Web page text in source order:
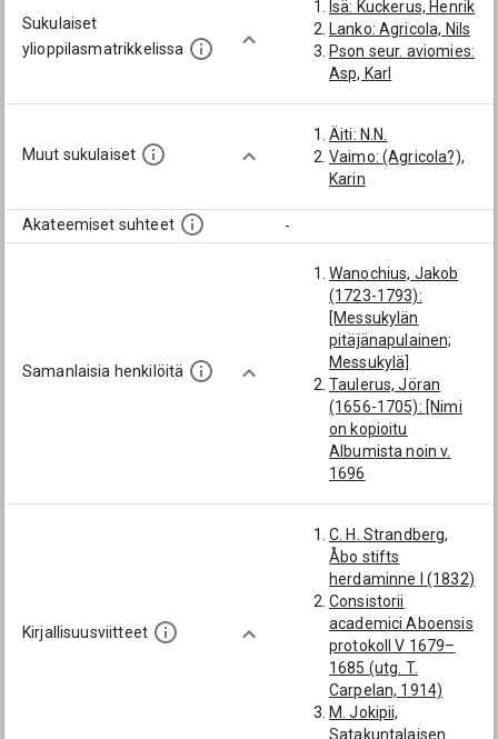
Sukulaiset
ylioppilasmatrikkelissa
Isä: Kuckerus, Henrik
Lanko: Agricola, Nils
Pson seur. aviomies:
Asp, Karl
Muut sukulaiset
Äiti: N.N.
Vaimo: (Agricola?),
Karin
Akateemiset suhteet -
Samanlaisia henkilöitä
Wanochius, Jakob
(1723-1793):
[Messukylän
pitäjänapulainen;
Messukylä]
Taulerus, Jöran
(1656-1705): [Nimi
on kopioitu
Albumista noin v.
1696
matrikkeliin;
Messukylän
pitäjänapulainen;
Messukylä]
Hällsten, Gabriel
(1710-1790):
[Messukylän
pitäjänapulainen;
Messukylä]
Kirjallisuusviitteet
C. H. Strandberg,
Åbo stifts
herdaminne I (1832)
Consistorii
academici Aboensis
protokoll V 1679–
1685 (utg. T.
Carpelan, 1914)
M. Jokipii,
Satakuntalaisen